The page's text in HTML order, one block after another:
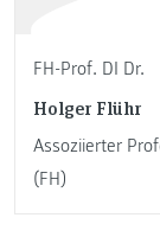
FH-Prof. DI Dr.
Holger Flühr
Assoziierter
(FH)